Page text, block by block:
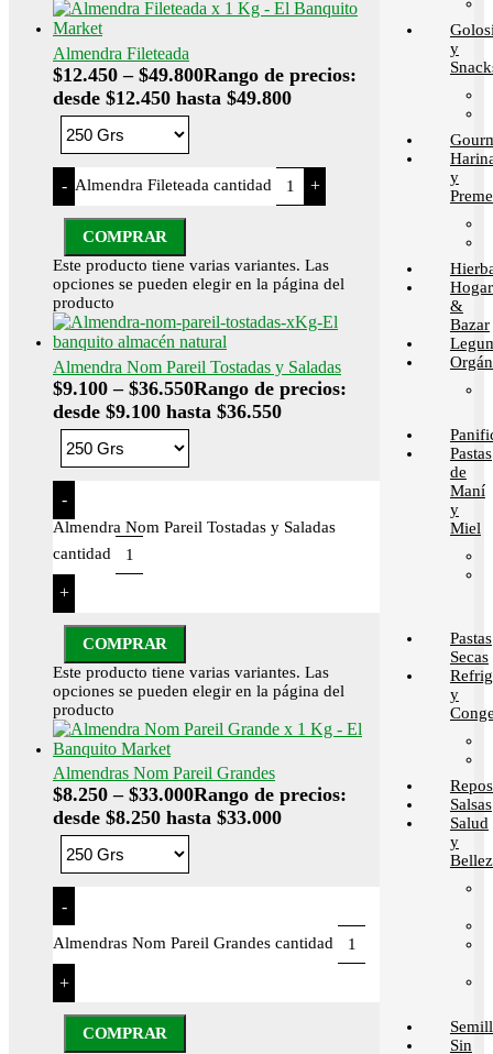
Almendra Fileteada
$12.450 – $49.800Rango de precios:
desde $12.450 hasta $49.800
- Almendra Fileteada cantidad +
COMPRAR
Este producto tiene varias variantes. Las
opciones se pueden elegir en la página del
producto
Almendra Nom Pareil Tostadas y Saladas
$9.100 – $36.550Rango de precios:
desde $9.100 hasta $36.550
-
Almendra Nom Pareil Tostadas y Saladas
cantidad
+
COMPRAR
Este producto tiene varias variantes. Las
opciones se pueden elegir en la página del
producto
Almendras Nom Pareil Grandes
$8.250 – $33.000Rango de precios:
desde $8.250 hasta $33.000
-
Almendras Nom Pareil Grandes cantidad
+
COMPRAR
y
y
Hogar
&
Bazar
Pastas
de
Maní
y
Miel
Pastas
Secas
y
Salsas
Salud
y
Sin